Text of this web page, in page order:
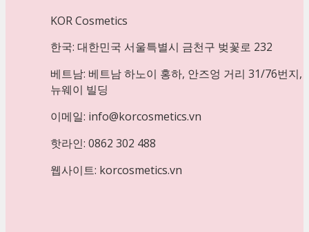
KOR Cosmetics
한국: 대한민국 서울특별시 금천구 벚꽃로 232
베트남: 베트남 하노이 홍하, 안즈엉 거리 31/76번지,
뉴웨이 빌딩
이메일: info@korcosmetics.vn
핫라인: 0862 302 488
웹사이트: korcosmetics.vn